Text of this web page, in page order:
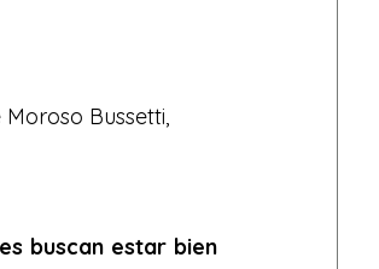
Bussetti,
buscan estar bien